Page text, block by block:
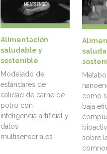
Alimentación
saludable y
sostenible
Modelado de
estándares de
calidad de carne de
potro con
inteligencia artificial y
datos
multisensoriales
como
baja
sobre